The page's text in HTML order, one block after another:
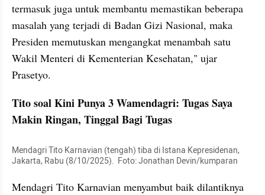
termasuk juga untuk membantu memastikan beberapa
masalah yang terjadi di Badan Gizi Nasional, maka
Presiden memutuskan mengangkat menambah satu
Wakil Menteri di Kementerian Kesehatan," ujar
Prasetyo.
Tito soal Kini Punya 3 Wamendagri: Tugas Saya
Makin Ringan, Tinggal Bagi Tugas
Mendagri Tito Karnavian (tengah) tiba di Istana Kepresidenan,
Jakarta, Rabu (8/10/2025).  Foto: Jonathan Devin/kumparan
Mendagri Tito Karnavian menyambut baik dilantiknya